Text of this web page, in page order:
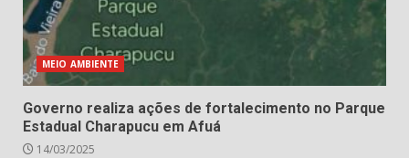
MEIO AMBIENTE
Governo realiza ações de fortalecimento no Parque
Estadual Charapucu em Afuá
14/03/2025